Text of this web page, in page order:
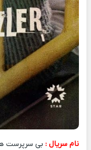
نام سریال :بی سرپرست